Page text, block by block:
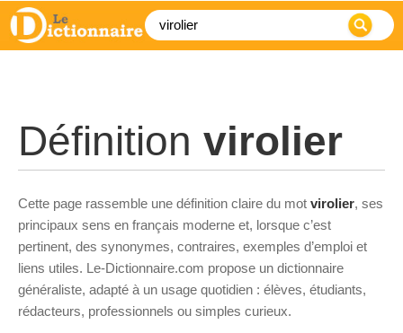
Définition virolier
Cette page rassemble une définition claire du mot virolier, ses
principaux sens en français moderne et, lorsque c’est
pertinent, des synonymes, contraires, exemples d’emploi et
liens utiles. Le-Dictionnaire.com propose un dictionnaire
généraliste, adapté à un usage quotidien : élèves, étudiants,
rédacteurs, professionnels ou simples curieux.